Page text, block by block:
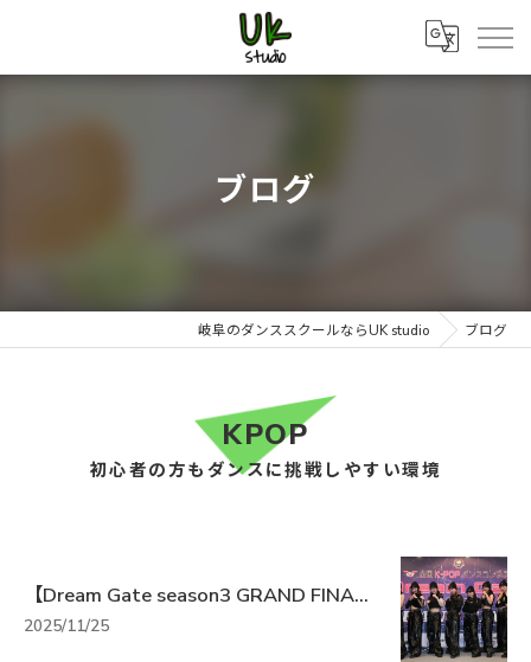
ブログ
岐阜のダンススクールならUK studio ブログ
KPOP
初心者の方もダンスに挑戦しやすい環境
【Dream Gate season3 GRAND FINA...
2025/11/25